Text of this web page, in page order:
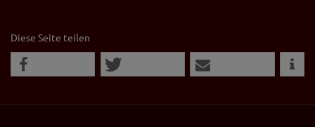
Diese Seite teilen